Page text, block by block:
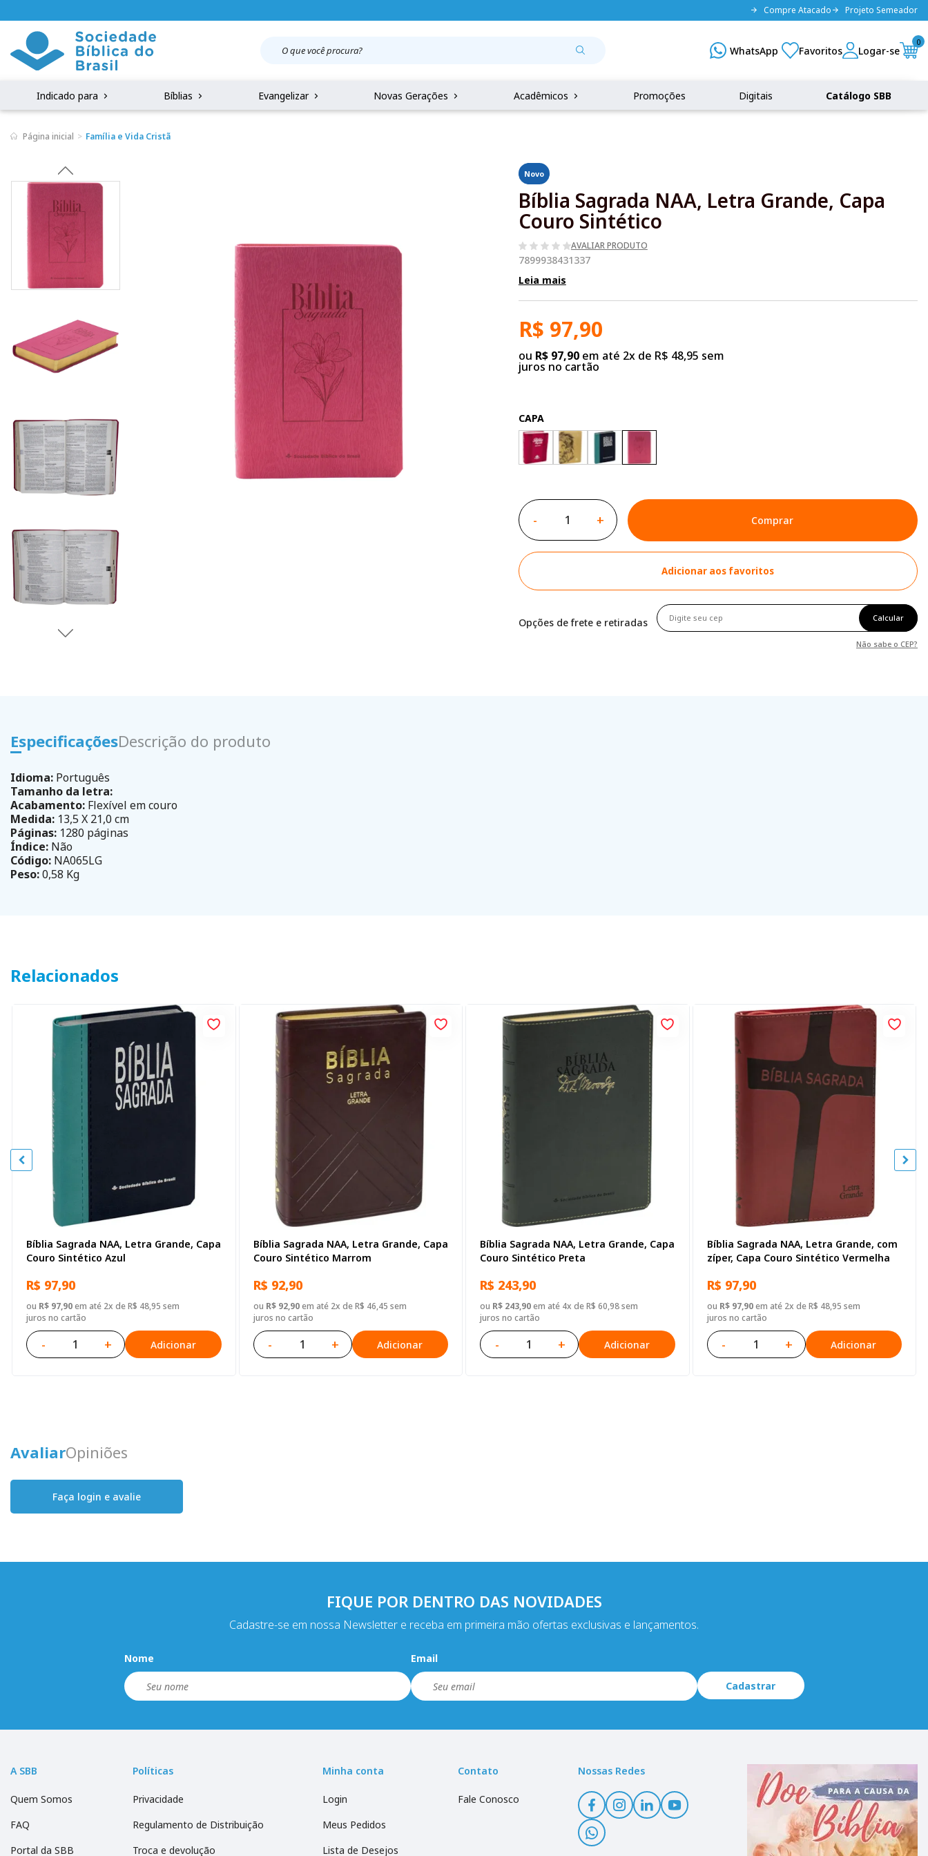
Compre Atacado Projeto Semeador
0
Indicado para Bíblias Evangelizar Novas Gerações Acadêmicos Promoções Digitais Catálogo SBB
Página inicial Família e Vida Cristã
Novo
Bíblia Sagrada NAA, Letra Grande, Capa
Couro Sintético
AVALIAR PRODUTO
7899938431337
Leia mais
R$ 97,90
ou R$ 97,90em até 2x de R$ 48,95 sem
juros no cartão
CAPA
- + Comprar
Adicionar aos favoritos
Opções de frete e retiradas Calcular
Não sabe o CEP?
EspecificaçõesDescrição do produto
Idioma: Português
Tamanho da letra:
Acabamento: Flexível em couro
Medida: 13,5 X 21,0 cm
Páginas: 1280 páginas
Índice: Não
Código: NA065LG
Peso:0,58 Kg
Relacionados
Bíblia Sagrada NAA, Letra Grande, Capa
Couro Sintético Azul
R$ 97,90
ou R$ 97,90em até 2x de R$ 48,95 sem
juros no cartão
- + Adicionar
Bíblia Sagrada NAA, Letra Grande, Capa
Couro Sintético Marrom
R$ 92,90
ou R$ 92,90em até 2x de R$ 46,45 sem
juros no cartão
- + Adicionar
Bíblia Sagrada NAA, Letra Grande, Capa
Couro Sintético Preta
R$ 243,90
ou R$ 243,90em até 4x de R$ 60,98 sem
juros no cartão
- + Adicionar
Bíblia Sagrada NAA, Letra Grande, com
zíper, Capa Couro Sintético Vermelha
R$ 97,90
ou R$ 97,90em até 2x de R$ 48,95 sem
juros no cartão
- + Adicionar
AvaliarOpiniões
Faça login e avalie
FIQUE POR DENTRO DAS NOVIDADES
Cadastre-se em nossa Newsletter e receba em primeira mão ofertas exclusivas e lançamentos.
Nome Email
Cadastrar
A SBB
Quem Somos
FAQ
Portal da SBB
Políticas
Privacidade
Regulamento de Distribuição
Troca e devolução
Minha conta
Login
Meus Pedidos
Lista de Desejos
Contato
Fale Conosco
Nossas Redes